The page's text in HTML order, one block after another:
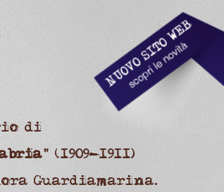
di
" (1909-1911)
Guardiamarina.